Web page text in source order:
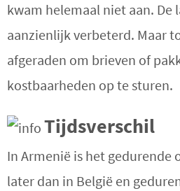
kwam helemaal niet aan. De
aanzienlijk verbeterd. Maar
afgeraden om brieven of
kostbaarheden op te sturen.
Tijdsverschil
In Armenië is het gedurende
later dan in België en